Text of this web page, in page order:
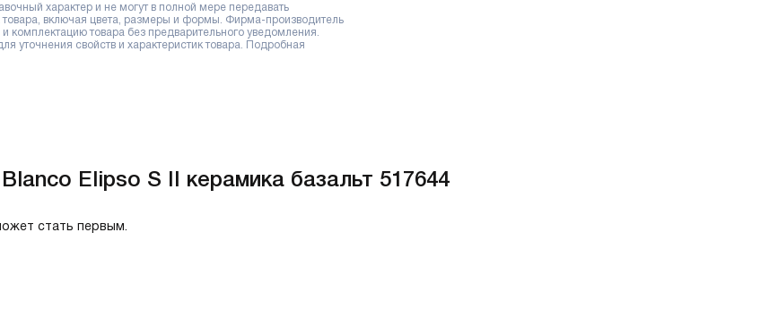
характер и не могут в полной мере передавать
включая цвета, размеры и формы. Фирма-производитель
комплектацию товара без предварительного уведомления.
уточнения свойств и характеристик товара. Подробная
Elipso S II керамика базальт 517644
стать первым.